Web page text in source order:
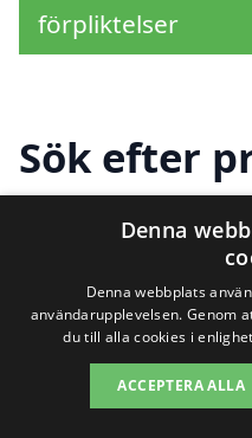
förpliktelser
Sök efter
för
städer
Att hitta rätt hjälp
behöver inte vara
Denna
Denna webbplats
användarupplevelsen. Genom
du till alla cookies i
ACCEPTERA ALLA